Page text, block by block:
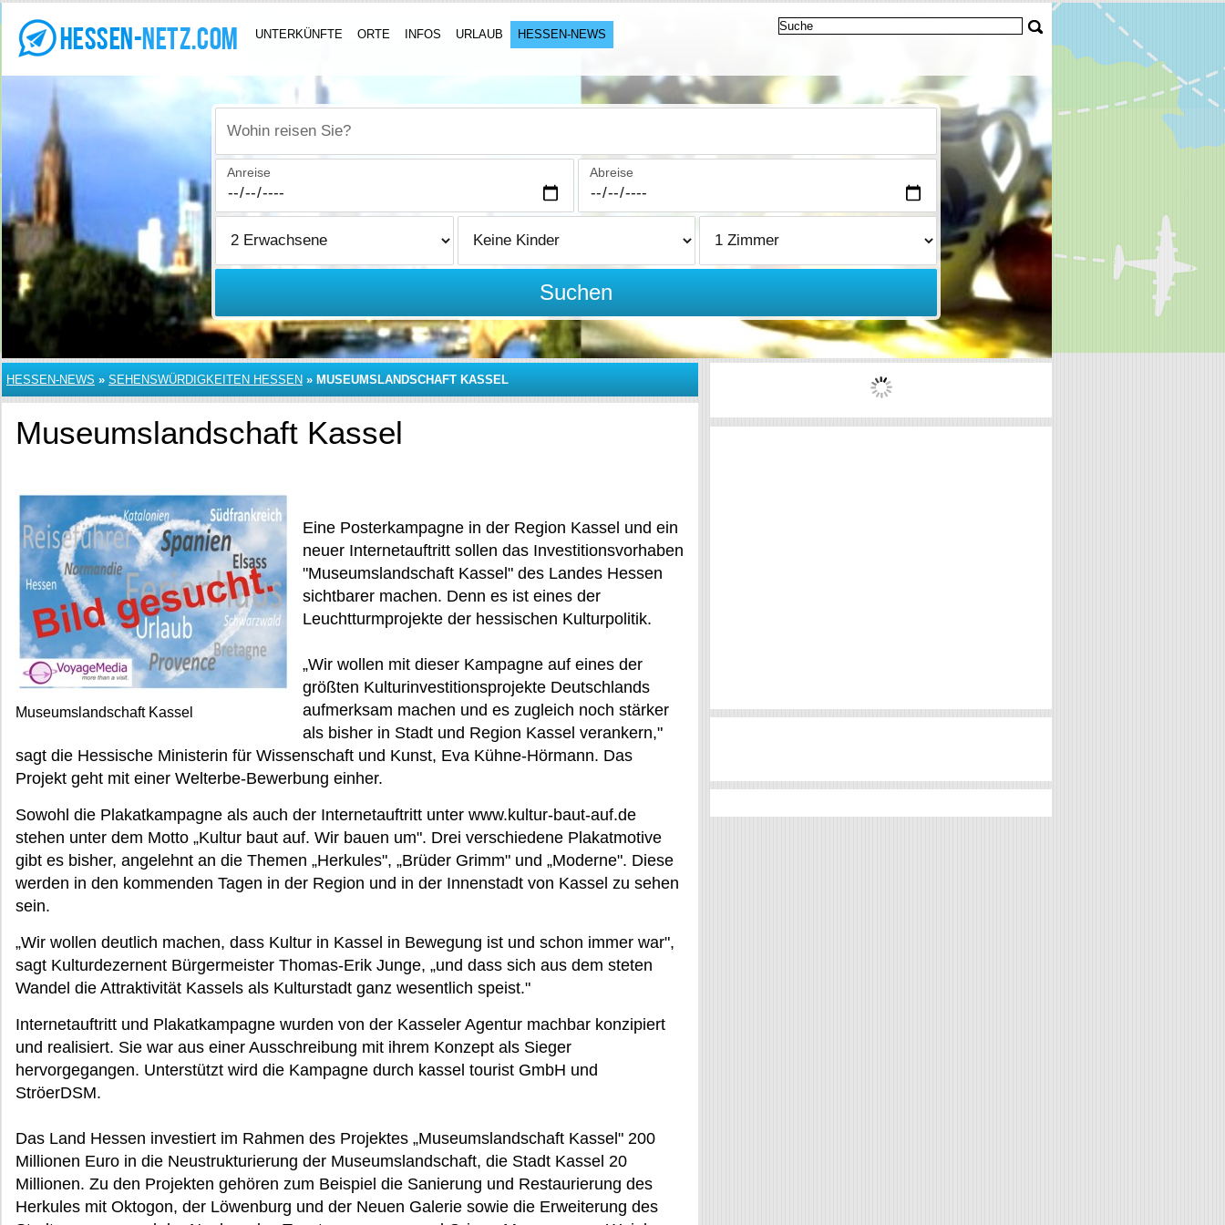
UNTERKÜNFTE ORTE INFOS URLAUB HESSEN-NEWS
Wohin reisen Sie?
Anreise Abreise
Suchen
HESSEN-NEWS » SEHENSWÜRDIGKEITEN HESSEN » MUSEUMSLANDSCHAFT KASSEL
Museumslandschaft Kassel
Museumslandschaft Kassel
Eine Posterkampagne in der Region Kassel und ein
neuer Internetauftritt sollen das Investitionsvorhaben
"Museumslandschaft Kassel" des Landes Hessen
sichtbarer machen. Denn es ist eines der
Leuchtturmprojekte der hessischen Kulturpolitik.
„Wir wollen mit dieser Kampagne auf eines der
größten Kulturinvestitionsprojekte Deutschlands
aufmerksam machen und es zugleich noch stärker
als bisher in Stadt und Region Kassel verankern,"
sagt die Hessische Ministerin für Wissenschaft und Kunst, Eva Kühne-Hörmann. Das
Projekt geht mit einer Welterbe-Bewerbung einher.
Sowohl die Plakatkampagne als auch der Internetauftritt unter www.kultur-baut-auf.de
stehen unter dem Motto „Kultur baut auf. Wir bauen um". Drei verschiedene Plakatmotive
gibt es bisher, angelehnt an die Themen „Herkules", „Brüder Grimm" und „Moderne". Diese
werden in den kommenden Tagen in der Region und in der Innenstadt von Kassel zu sehen
sein.
„Wir wollen deutlich machen, dass Kultur in Kassel in Bewegung ist und schon immer war",
sagt Kulturdezernent Bürgermeister Thomas-Erik Junge, „und dass sich aus dem steten
Wandel die Attraktivität Kassels als Kulturstadt ganz wesentlich speist."
Internetauftritt und Plakatkampagne wurden von der Kasseler Agentur machbar konzipiert
und realisiert. Sie war aus einer Ausschreibung mit ihrem Konzept als Sieger
hervorgegangen. Unterstützt wird die Kampagne durch kassel tourist GmbH und
StröerDSM.
Das Land Hessen investiert im Rahmen des Projektes „Museumslandschaft Kassel" 200
Millionen Euro in die Neustrukturierung der Museumslandschaft, die Stadt Kassel 20
Millionen. Zu den Projekten gehören zum Beispiel die Sanierung und Restaurierung des
Herkules mit Oktogon, der Löwenburg und der Neuen Galerie sowie die Erweiterung des